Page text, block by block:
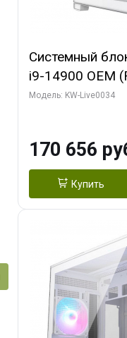
Системный
i9-14900 OEM
C24 16EC/
/ 1 ТБ SSD)
Модель: KW-Live0034
170 656
Купить